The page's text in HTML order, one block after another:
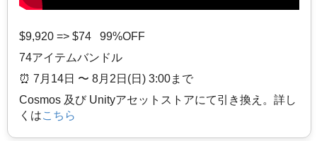
$9,920 => $74 99%OFF
74アイテムバンドル
⏰️ 7月14日 〜 8月2日(日) 3:00まで
Cosmos 及び Unityアセットストアにて引き換え。詳し
くはこちら